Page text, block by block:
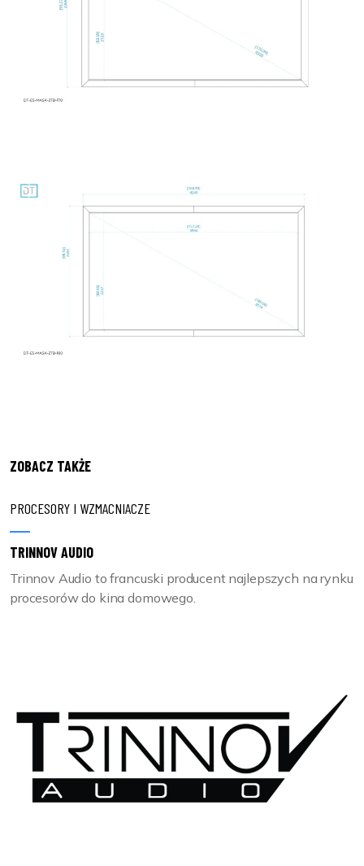
ZOBACZ TAKŻE
PROCESORY I WZMACNIACZE
TRINNOV AUDIO
Trinnov Audio to francuski producent najlepszych na rynku
procesorów do kina domowego.